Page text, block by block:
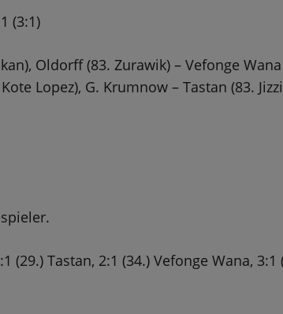
(3:1)
Oldorff (83. Zurawik) – Vefonge
Lopez), G. Krumnow – Tastan (83.
(29.) Tastan, 2:1 (34.) Vefonge Wana, 3:1